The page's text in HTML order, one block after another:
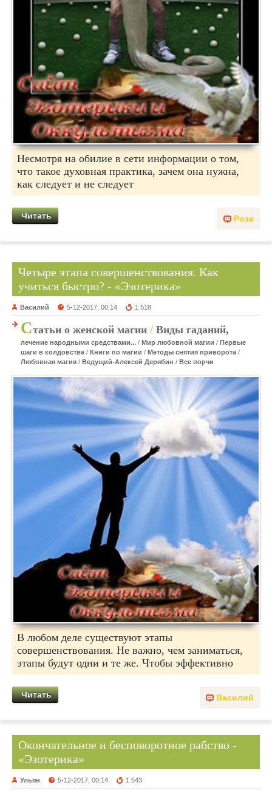
Несмотря на обилие в сети информации о том,
что такое духовная практика, зачем она нужна,
как следует и не следует
Роза
Читать
Четыре этапа совершенствования. Как
учиться быстро? - «Эзотерика»
Василий 5-12-2017, 00:14 1 518
Статьи о женской магии / Виды гаданий,
лечение народными средствами... / Мир любовной магии / Первые
шаги в колдовстве / Книги по магии / Методы снятия приворота /
Любовная магия / Ведущий-Алексей Дерябин / Все порчи
В любом деле существуют этапы
совершенствования. Не важно, чем заниматься,
этапы будут одни и те же. Чтобы эффективно
Василий
Читать
Окончательное и бесповоротное рабство -
«Эзотерика»
Ульян 5-12-2017, 00:14 1 543